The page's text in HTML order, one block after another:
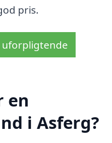
pris.
uforpligtende
en
i Asferg?